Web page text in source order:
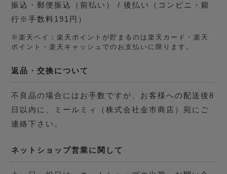
振込・郵便振込（前払い） / 後払い（コンビニ・銀
行※手数料191円）
※楽天ペイ：楽天ポイントが貯まるのは楽天カード・楽天
ポイント・楽天キャッシュでのお支払いに限ります。
返品・交換について
不良品の場合にはお手数ですが、お客様への配送後8
日以内に、ミールミィ（株式会社金市商店）宛にご
連絡下さい。
ネットショップ営業に関して